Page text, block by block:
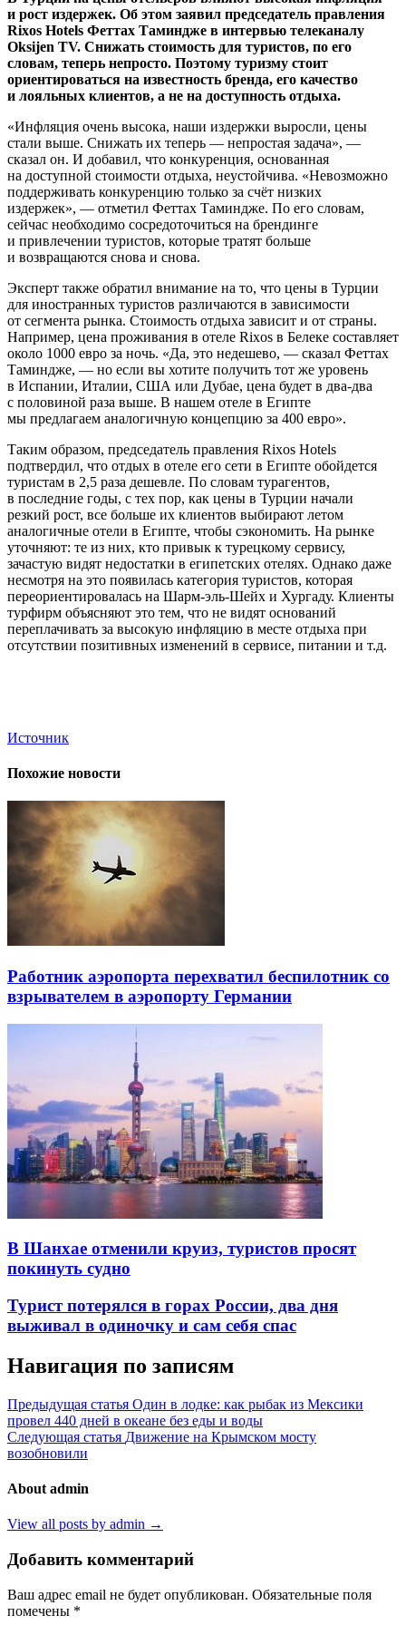
и рост издержек. Об этом заявил председатель правления
Rixos Hotels Феттах Таминдже в интервью телеканалу
Oksijen TV. Снижать стоимость для туристов, по его
словам, теперь непросто. Поэтому туризму стоит
ориентироваться на известность бренда, его качество
и лояльных клиентов, а не на доступность отдыха.
«Инфляция очень высока, наши издержки выросли, цены
стали выше. Снижать их теперь — непростая задача», —
сказал он. И добавил, что конкуренция, основанная
на доступной стоимости отдыха, неустойчива. «Невозможно
поддерживать конкуренцию только за счёт низких
издержек», — отметил Феттах Таминдже. По его словам,
сейчас необходимо сосредоточиться на брендинге
и привлечении туристов, которые тратят больше
и возвращаются снова и снова.
Эксперт также обратил внимание на то, что цены в Турции
для иностранных туристов различаются в зависимости
от сегмента рынка. Стоимость отдыха зависит и от страны.
Например, цена проживания в отеле Rixos в Белеке составляет
около 1000 евро за ночь. «Да, это недешево, — сказал Феттах
Таминдже, — но если вы хотите получить тот же уровень
в Испании, Италии, США или Дубае, цена будет в два-два
с половиной раза выше. В нашем отеле в Египте
мы предлагаем аналогичную концепцию за 400 евро».
Таким образом, председатель правления Rixos Hotels
подтвердил, что отдых в отеле его сети в Египте обойдется
туристам в 2,5 раза дешевле. По словам турагентов,
в последние годы, с тех пор, как цены в Турции начали
резкий рост, все больше их клиентов выбирают летом
аналогичные отели в Египте, чтобы сэкономить. На рынке
уточняют: те из них, кто привык к турецкому сервису,
зачастую видят недостатки в египетских отелях. Однако даже
несмотря на это появилась категория туристов, которая
переориентировалась на Шарм-эль-Шейх и Хургаду. Клиенты
турфирм объясняют это тем, что не видят оснований
переплачивать за высокую инфляцию в месте отдыха при
отсутствии позитивных изменений в сервисе, питании и т.д.
Источник
Похожие новости
Работник аэропорта перехватил беспилотник со
взрывателем в аэропорту Германии
В Шанхае отменили круиз, туристов просят
покинуть судно
Турист потерялся в горах России, два дня
выживал в одиночку и сам себя спас
Навигация по записям
Предыдущая статья Один в лодке: как рыбак из Мексики
провел 440 дней в океане без еды и воды
Следующая статья Движение на Крымском мосту
возобновили
About admin
View all posts by admin →
Добавить комментарий
Ваш адрес email не будет опубликован. Обязательные поля
помечены *